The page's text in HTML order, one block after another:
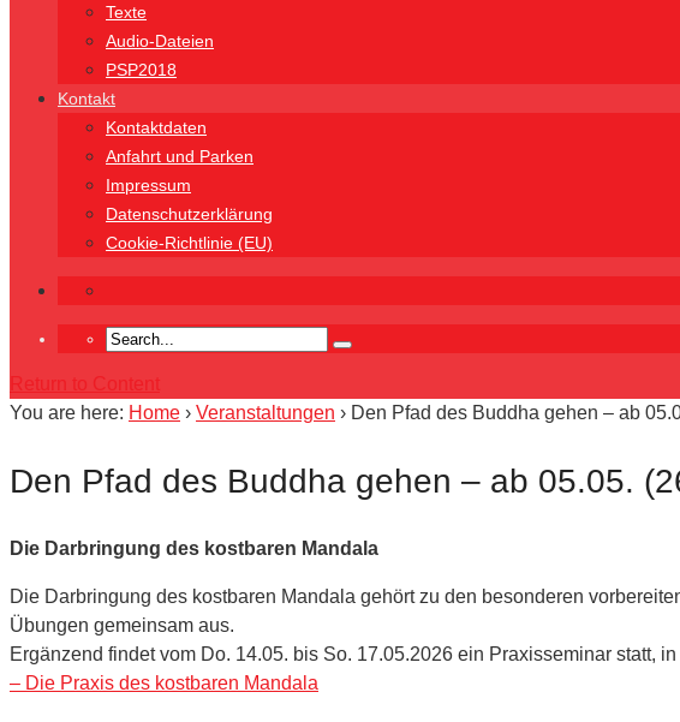
Texte
Audio-Dateien
PSP2018
Kontakt
Kontaktdaten
Anfahrt und Parken
Impressum
Datenschutzerklärung
Cookie-Richtlinie (EU)
Return to Content
You are here: Home › Veranstaltungen › Den Pfad des Buddha gehen – ab
Den Pfad des Buddha gehen – ab 05.05.
Die Darbringung des kostbaren Mandala
Die Darbringung des kostbaren Mandala gehört zu den besonderen
Übungen gemeinsam aus.
Ergänzend findet vom Do. 14.05. bis So. 17.05.2026 ein Praxisseminar statt,
– Die Praxis des kostbaren Mandala